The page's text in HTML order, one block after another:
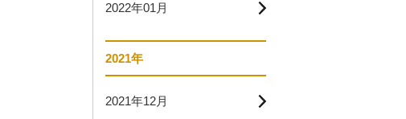
2022年01月
2021年
2021年12月